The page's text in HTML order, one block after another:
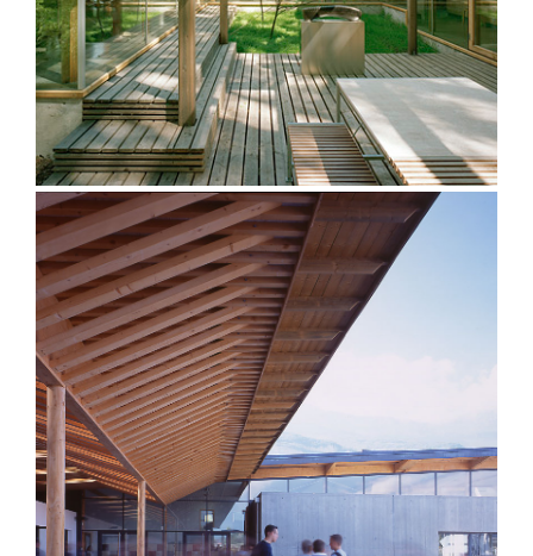
Collège – Varces